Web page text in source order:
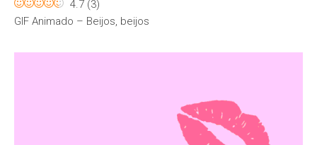
4.7 (3)
GIF Animado – Beijos, beijos